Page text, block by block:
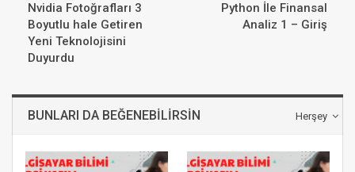
Nvidia Fotoğrafları 3
Boyutlu hale Getiren
Yeni Teknolojisini
Duyurdu
Python İle Finansal
Analiz 1 – Giriş
Herşey
BUNLARI DA BEĞENEBILIRSIN